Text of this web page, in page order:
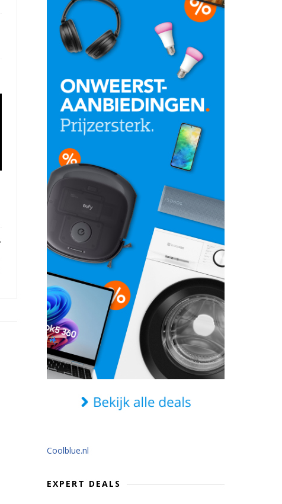
Coolblue.nl
EXPERT DEALS